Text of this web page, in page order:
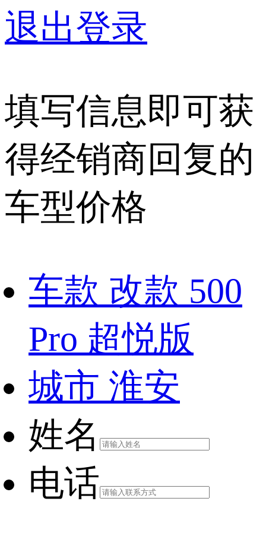
退出登录
填写信息即可获
得经销商回复的
车型价格
车款 改款 500
Pro 超悦版
城市 淮安
姓名
电话